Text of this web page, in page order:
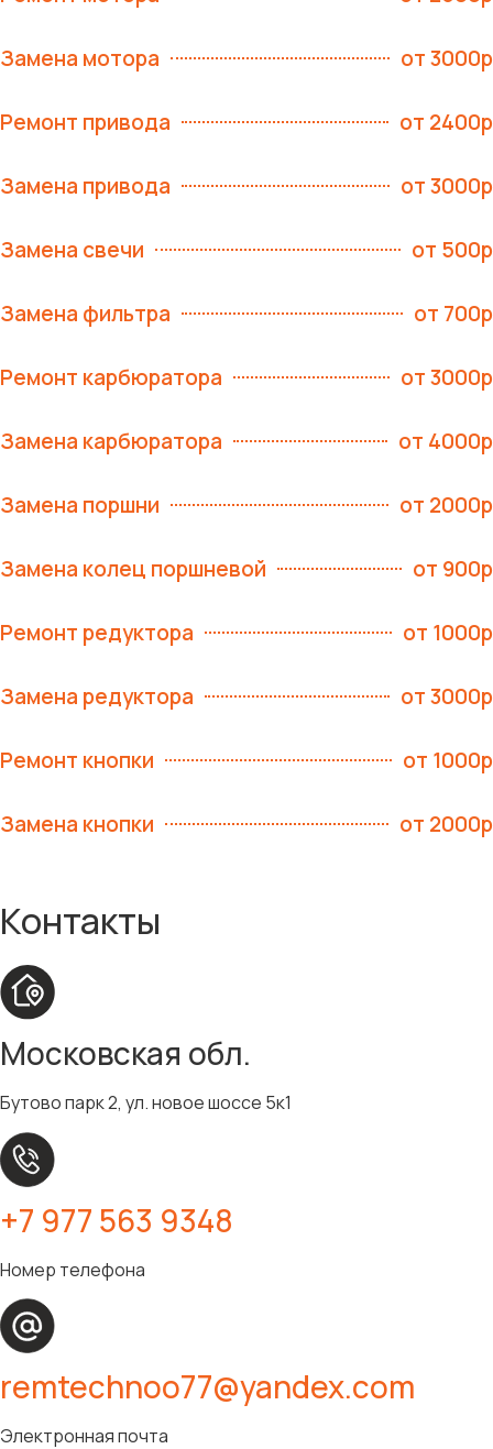
Замена мотора от 3000р
Ремонт привода от 2400р
Замена привода от 3000р
Замена свечи от 500р
Замена фильтра от 700р
Ремонт карбюратора от 3000р
Замена карбюратора от 4000р
Замена поршни от 2000р
Замена колец поршневой от 900р
Ремонт редуктора от 1000р
Замена редуктора от 3000р
Ремонт кнопки от 1000р
Замена кнопки от 2000р
Контакты
Московская обл.
Бутово парк 2, ул. новое шоссе 5к1
+7 977 563 9348
Номер телефона
remtechnoo77@yandex.com
Электронная почта